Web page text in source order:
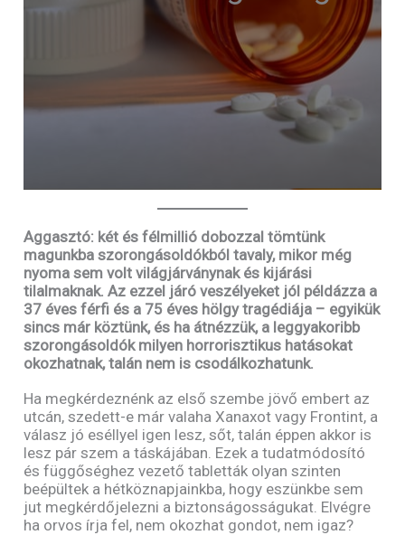
Aggasztó: két és félmillió dobozzal tömtünk
magunkbaszorongásoldókból tavaly, mikor még
nyoma sem volt világjárványnak és kijárási
tilalmaknak. Az ezzel járó veszélyeket jól példázza a
37 éves férfi és a 75 éves hölgy tragédiája – egyikük
sincs már köztünk, és ha átnézzük, a leggyakoribb
szorongásoldók milyen horrorisztikus hatásokat
okozhatnak, talán nem is csodálkozhatunk.
Ha megkérdeznénk az első szembe jövő embert az
utcán, szedett-e már valaha Xanaxot vagy Frontint, a
válasz jó eséllyel igen lesz, sőt, talán éppen akkor is
lesz pár szem a táskájában. Ezek a tudatmódosító
és függőséghez vezető tabletták olyan szinten
beépültek a hétköznapjainkba, hogy eszünkbe sem
jut megkérdőjelezni a biztonságosságukat. Elvégre
ha orvos írja fel, nem okozhat gondot, nem igaz?